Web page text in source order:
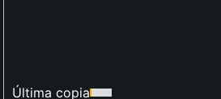
Última copia